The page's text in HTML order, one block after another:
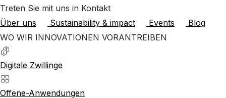
Treten Sie mit uns in Kontakt
Über uns
Sustainability & impact Events
Blog
WO WIR INNOVATIONEN VORANTREIBEN
Digitale Zwillinge
Offene-Anwendungen